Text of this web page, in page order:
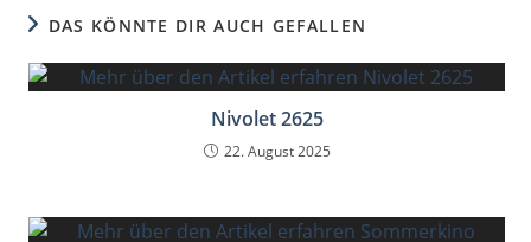
DAS KÖNNTE DIR AUCH GEFALLEN
Nivolet 2625
22. August 2025